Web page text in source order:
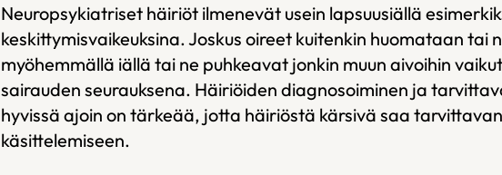
Neuropsykiatriset häiriöt ilmenevät usein lapsuusiällä
keskittymisvaikeuksina. Joskus oireet kuitenkin huomataan tai
myöhemmällä iällä tai ne puhkeavat jonkin muun aivoihin
sairauden seurauksena. Häiriöiden diagnosoiminen ja
hyvissä ajoin on tärkeää, jotta häiriöstä kärsivä saa
käsittelemiseen.